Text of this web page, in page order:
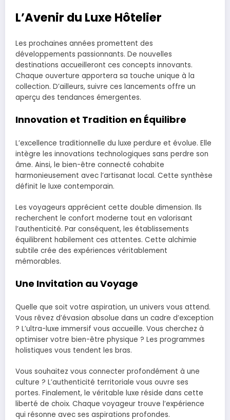
L’Avenir du Luxe Hôtelier
Les prochaines années promettent des
développements passionnants. De nouvelles
destinations accueilleront ces concepts innovants.
Chaque ouverture apportera sa touche unique à la
collection. D’ailleurs, suivre ces lancements offre un
aperçu des tendances émergentes.
Innovation et Tradition en Équilibre
L’excellence traditionnelle du luxe perdure et évolue. Elle
intègre les innovations technologiques sans perdre son
âme. Ainsi, le bien-être connecté cohabite
harmonieusement avec l’artisanat local. Cette synthèse
définit le luxe contemporain.
Les voyageurs apprécient cette double dimension. Ils
recherchent le confort moderne tout en valorisant
l’authenticité. Par conséquent, les établissements
équilibrent habilement ces attentes. Cette alchimie
subtile crée des expériences véritablement
mémorables.
Une Invitation au Voyage
Quelle que soit votre aspiration, un univers vous attend.
Vous rêvez d’évasion absolue dans un cadre d’exception
? L’ultra-luxe immersif vous accueille. Vous cherchez à
optimiser votre bien-être physique ? Les programmes
holistiques vous tendent les bras.
Vous souhaitez vous connecter profondément à une
culture ? L’authenticité territoriale vous ouvre ses
portes. Finalement, le véritable luxe réside dans cette
liberté de choix. Chaque voyageur trouve l’expérience
qui résonne avec ses aspirations profondes.